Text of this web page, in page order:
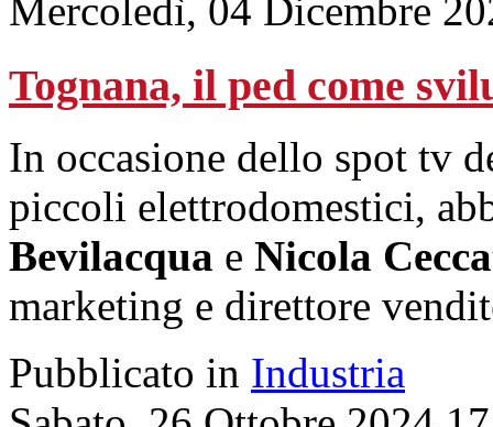
Mercoledì, 04 Dicembre
Tognana, il ped come
In occasione dello spot tv
piccoli elettrodomestici,
Bevilacqua e Nicola
marketing e direttore
Pubblicato in Industria